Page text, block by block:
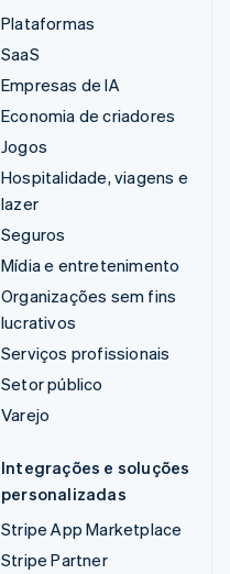
Plataformas
SaaS
Empresas de IA
Economia de criadores
Jogos
Hospitalidade, viagens e
lazer
Seguros
Mídia e entretenimento
Organizações sem fins
lucrativos
Serviços profissionais
Setor público
Varejo
Integrações e soluções
personalizadas
Stripe App Marketplace
Stripe Partner